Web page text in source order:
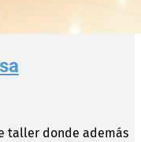
taller donde además